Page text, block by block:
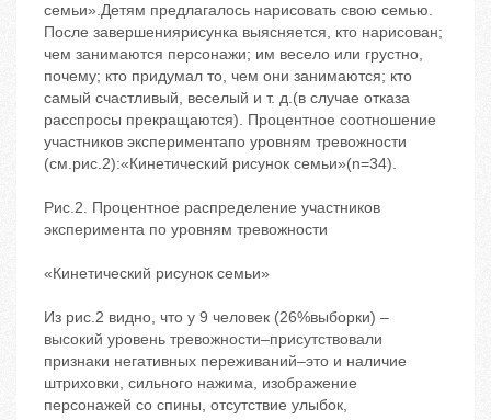
семьи».Детям предлагалось нарисовать свою семью.
После завершениярисунка выясняется, кто нарисован;
чем занимаются персонажи; им весело или грустно,
почему; кто придумал то, чем они занимаются; кто
самый счастливый, веселый и т. д.(в случае отказа
расспросы прекращаются). Процентное соотношение
участников экспериментапо уровням тревожности
(см.рис.2):«Кинетический рисунок семьи»(n=34).
Рис.2. Процентное распределение участников
эксперимента по уровням тревожности
«Кинетический рисунок семьи»
Из рис.2 видно, что у 9 человек (26%выборки) –
высокий уровень тревожности–присутствовали
признаки негативных переживаний–это и наличие
штриховки, сильного нажима, изображение
персонажей со спины, отсутствие улыбок,